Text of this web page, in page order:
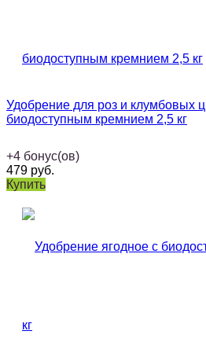
Удобрение для роз и клумбовых
биодоступным кремнием 2,5 кг
+4 бонус(ов)
479 руб.
Купить